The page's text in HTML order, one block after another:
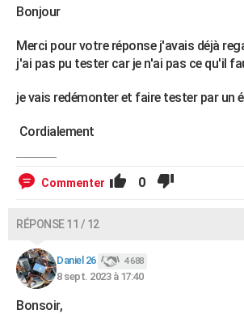
Bonjour
Merci pour votre réponse j'avais déjà
j'ai pas pu tester car je n'ai pas ce qu'il
je vais redémonter et faire tester par un
Cordialement
Commenter 0
RÉPONSE 11 / 12
Daniel 26 4 688
8 sept. 2023 à 17:40
Bonsoir,